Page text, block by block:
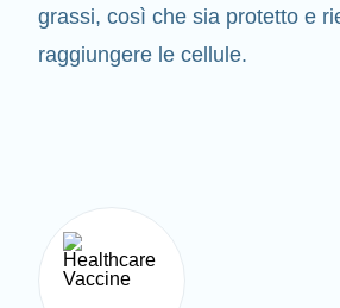
grassi, così che sia protetto e
raggiungere le cellule.